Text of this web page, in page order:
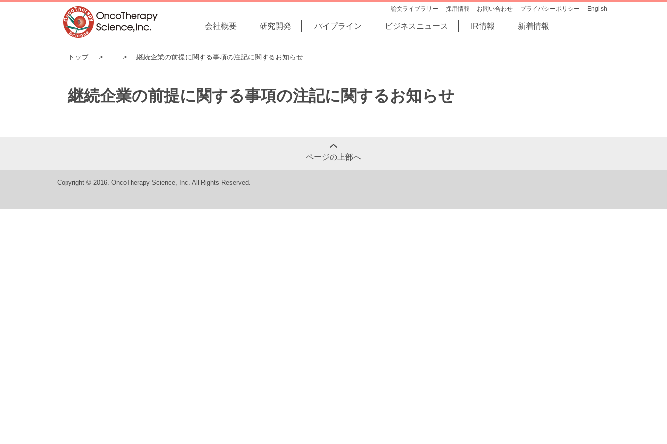
論文ライブラリー 採用情報 お問い合わせ プライバシーポリシー English
会社概要 研究開発 パイプライン ビジネスニュース IR情報 新着情報
トップ 継続企業の前提に関する事項の注記に関するお知らせ
継続企業の前提に関する事項の注記に関するお知らせ
ページの上部へ
Copyright © 2016. OncoTherapy Science, Inc. All Rights Reserved.